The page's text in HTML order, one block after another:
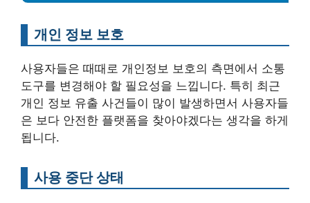
개인 정보 보호
사용자들은 때때로 개인정보 보호의 측면에서 소통
도구를 변경해야 할 필요성을 느낍니다. 특히 최근
개인 정보 유출 사건들이 많이 발생하면서 사용자들
은 보다 안전한 플랫폼을 찾아야겠다는 생각을 하게
됩니다.
사용 중단 상태